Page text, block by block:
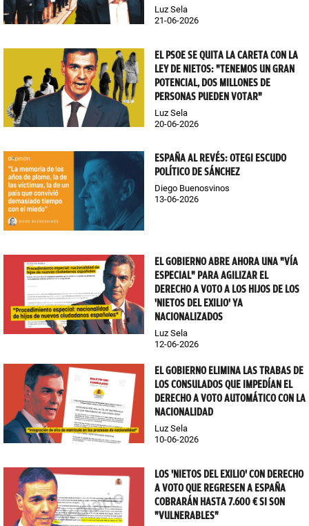
Luz Sela
21-06-2026
EL PSOE SE QUITA LA CARETA CON LA
LEY DE NIETOS: "TENEMOS UN GRAN
POTENCIAL, DOS MILLONES DE
PERSONAS PUEDEN VOTAR"
Luz Sela
20-06-2026
ESPAÑA AL REVÉS: OTEGI ESCUDO
POLÍTICO DE SÁNCHEZ
Diego Buenosvinos
13-06-2026
EL GOBIERNO ABRE AHORA UNA "VÍA
ESPECIAL" PARA AGILIZAR EL
DERECHO A VOTO A LOS HIJOS DE LOS
'NIETOS DEL EXILIO' YA
NACIONALIZADOS
Luz Sela
12-06-2026
EL GOBIERNO ELIMINA LAS TRABAS DE
LOS CONSULADOS QUE IMPEDÍAN EL
DERECHO A VOTO AUTOMÁTICO CON LA
NACIONALIDAD
Luz Sela
10-06-2026
LOS 'NIETOS DEL EXILIO' CON DERECHO
A VOTO QUE REGRESEN A ESPAÑA
COBRARÁN HASTA 7.600 € SI SON
"VULNERABLES"